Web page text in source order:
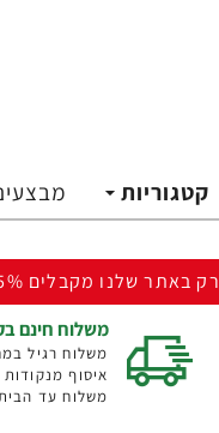
קטגוריות
רק באתר שלנו מקבלים 5% הנחה על הקנייה הבאה |
משלוח חינם בקניה מעל 400
משלוח רגיל
איסוף מנקודות
משלוח עד